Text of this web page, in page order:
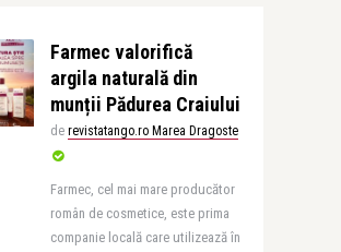
Farmec valorifică
argila naturală din
munții Pădurea Craiului
de revistatango.ro Marea Dragoste
Farmec, cel mai mare producător
român de cosmetice, este prima
companie locală care utilizează în